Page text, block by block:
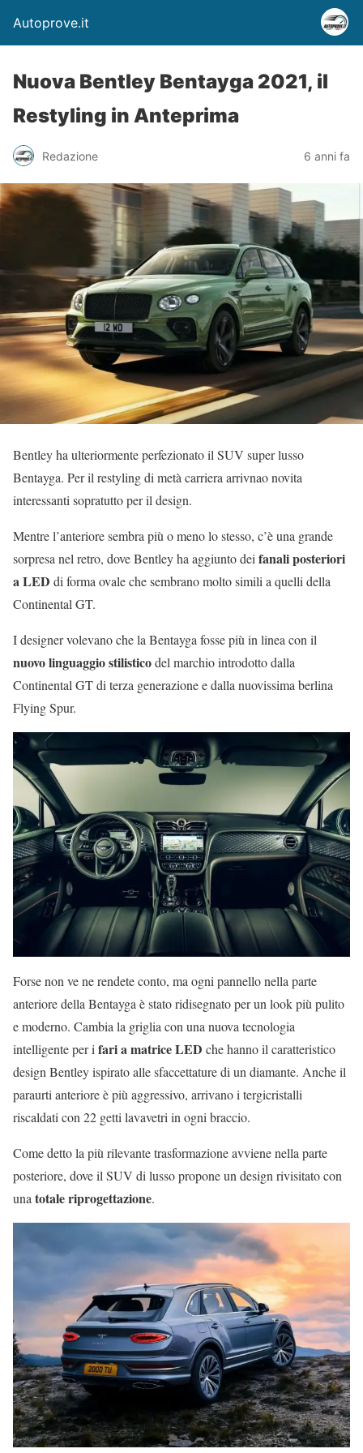
Autoprove.it
Nuova Bentley Bentayga 2021, il
Restyling in Anteprima
Redazione 6 anni fa
Bentley ha ulteriormente perfezionato il SUV super lusso
Bentayga. Per il restyling di metà carriera arrivnao novita
interessanti sopratutto per il design.
Mentre l’anteriore sembra più o meno lo stesso, c’è una grande
sorpresa nel retro, dove Bentley ha aggiunto dei fanali posteriori
a LED di forma ovale che sembrano molto simili a quelli della
Continental GT.
I designer volevano che la Bentayga fosse più in linea con il
nuovo linguaggio stilisticodel marchio introdotto dalla
Continental GT di terza generazione e dalla nuovissima berlina
Flying Spur.
Forse non ve ne rendete conto, ma ogni pannello nella parte
anteriore della Bentayga è stato ridisegnato per un look più pulito
e moderno. Cambia la griglia con una nuova tecnologia
intelligente per ifari a matrice LED che hanno il caratteristico
design Bentley ispirato alle sfaccettature di un diamante. Anche il
paraurti anteriore è più aggressivo, arrivano i tergicristalli
riscaldati con 22 getti lavavetri in ogni braccio.
Come detto la più rilevante trasformazione avviene nella parte
posteriore, dove il SUV di lusso propone un design rivisitato con
unatotale riprogettazione.